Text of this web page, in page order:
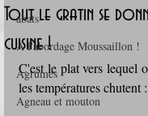
abats
A l'abordage Moussaillon !
Agrumes
Agneau et mouton
Tout le gratin se
cuisine !
C'est le plat vers lequel
les températures chutent :